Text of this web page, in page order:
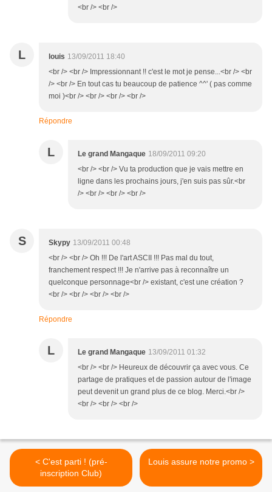
<br /> <br />
L louis 13/09/2011 18:40
<br /> <br /> Impressionnant !! c'est le mot je pense...<br /> <br
/> <br /> En tout cas tu beaucoup de patience ^^' ( pas comme
moi )<br /> <br /> <br /> <br />
Répondre
L Le grand Mangaque 18/09/2011 09:20
<br /> <br /> Vu ta production que je vais mettre en
ligne dans les prochains jours, j'en suis pas sûr.<br
/> <br /> <br /> <br />
S Skypy 13/09/2011 00:48
<br /> <br /> Oh !!! De l'art ASCII !!! Pas mal du tout,
franchement respect !!! Je n'arrive pas à reconnaître un
quelconque personnage<br /> existant, c'est une création ?
<br /> <br /> <br /> <br />
Répondre
L Le grand Mangaque 13/09/2011 01:32
<br /> <br /> Heureux de découvrir ça avec vous. Ce
partage de pratiques et de passion autour de l'image
peut devenit un grand plus de ce blog. Merci.<br />
<br /> <br /> <br />
< C'est parti ! (pré-
inscription Club)
Louis assure notre promo >